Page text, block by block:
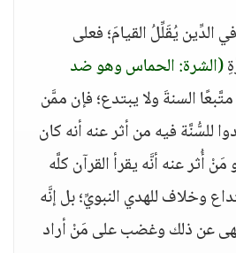
الدِّين يُقَلِّلُ القيامَ؛ فعلى
(الشرة: الحماس وهو ضد
السنةَ ولا يبتدع؛ فإن ممَّن
للسُّنَّة فيه من أثر عنه أنه كان
مَنْ أُثر عنه أنَّه يقرأ القرآن كلَّه
وخلاف للهدي النبويِّ؛ بل إنَّه
عن ذلك وغضب على مَنْ أراد